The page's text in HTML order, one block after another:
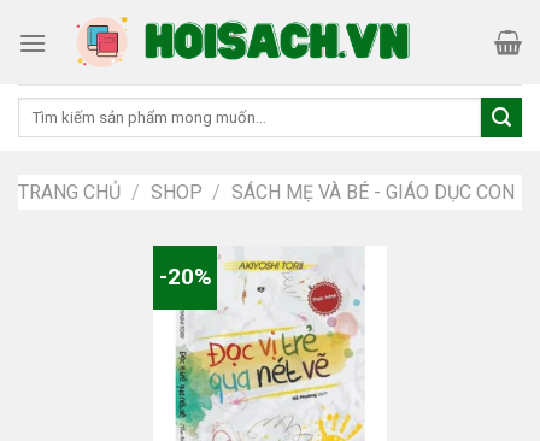
Tìm
TRANG CHỦ / SHOP / SÁCH MẸ VÀ BÉ - GIÁO DỤC CON
-20%